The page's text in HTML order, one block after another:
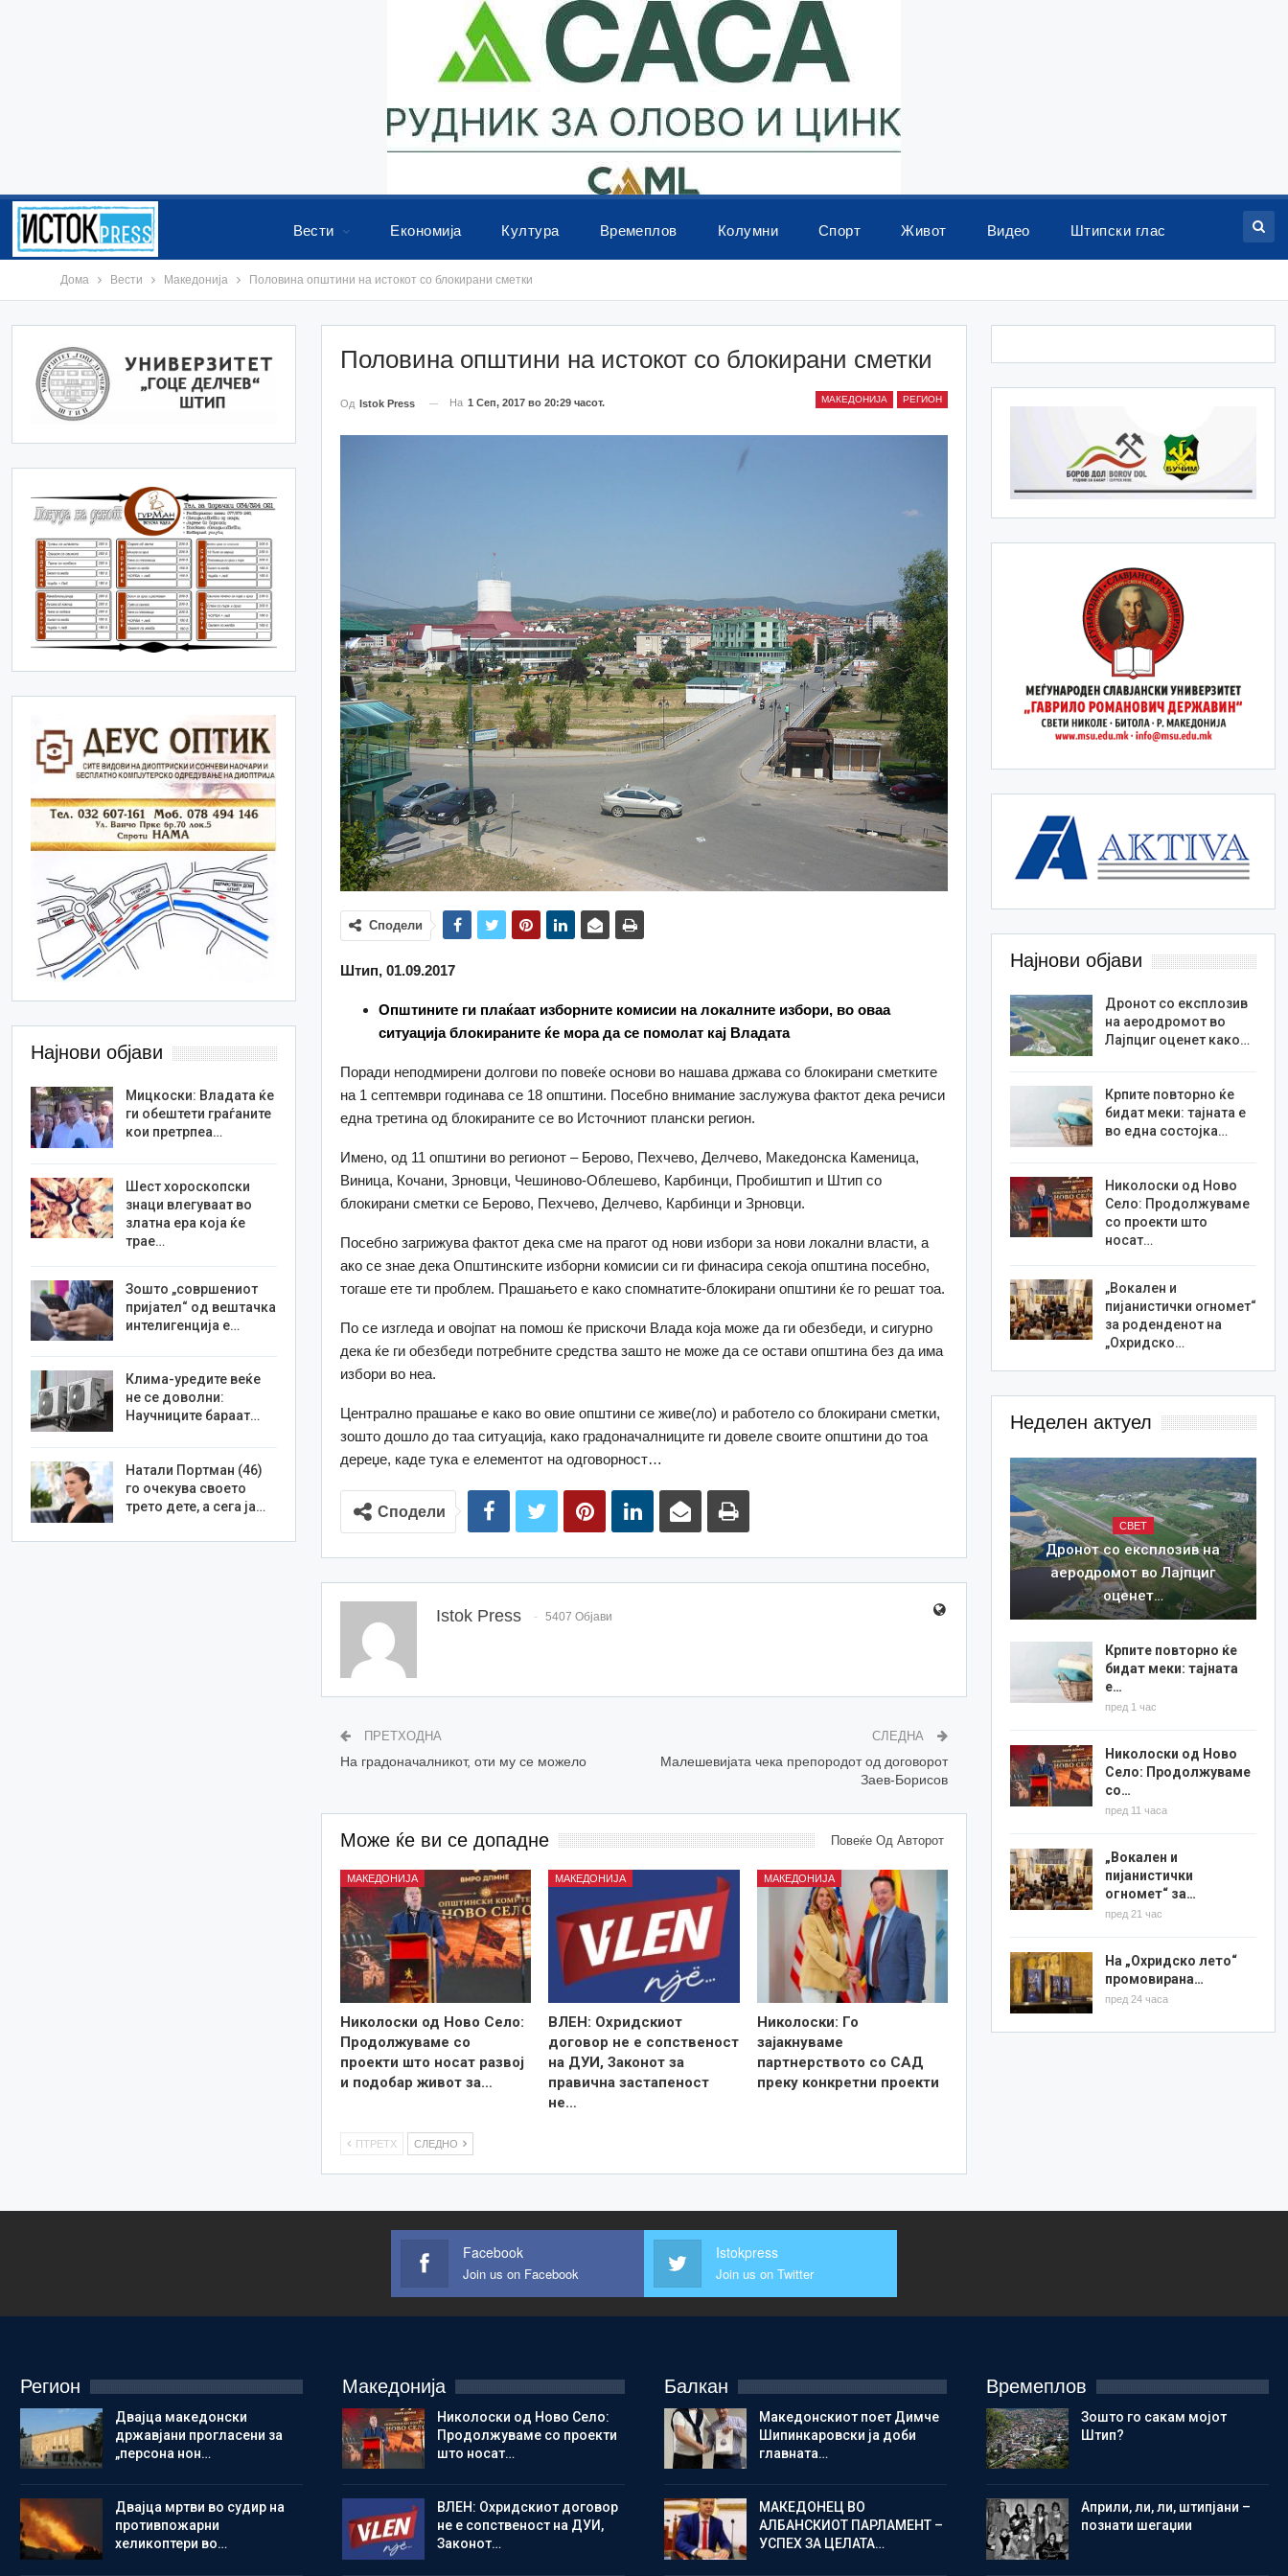
Вести Економија Култура Времеплов Колумни Спорт Живот Видео Штипски глас
Дома Вести Македонија Половина општини на истокот со блокирани сметки
Половина општини на истокот со блокирани сметки
МАКЕДОНИЈА РЕГИОН
Од Istok Press На 1 Сеп, 2017 во 20:29 часот.
Сподели
Штип, 01.09.2017
Општините ги плаќаат изборните комисии на локалните избори, во оваа
ситуација блокираните ќе мора да се помолат кај Владата
Поради неподмирени долгови по повеќе основи во нашава држава со блокирани сметките
на 1 септември годинава се 18 општини. Посебно внимание заслужува фактот дека речиси
една третина од блокираните се во Источниот плански регион.
Имено, од 11 општини во регионот – Берово, Пехчево, Делчево, Македонска Каменица,
Виница, Кочани, Зрновци, Чешиново-Облешево, Карбинци, Пробиштип и Штип со
блокирани сметки се Берово, Пехчево, Делчево, Карбинци и Зрновци.
Посебно загрижува фактот дека сме на прагот од нови избори за нови локални власти, а
ако се знае дека Општинските изборни комисии си ги финасира секоја општина посебно,
тогаше ете ти проблем. Прашањето е како спомнатите-блокирани општини ќе го решат тоа.
По се изгледа и овојпат на помош ќе прискочи Влада која може да ги обезбеди, и сигурно
дека ќе ги обезбеди потребните средства зашто не може да се остави општина без да има
избори во неа.
Централно прашање е како во овие општини се живе(ло) и работело со блокирани сметки,
зошто дошло до таа ситуација, како градоначалниците ги довеле своите општини до тоа
дереџе, каде тука е елементот на одговорност…
Сподели
Istok Press 5407 Објави
ПРЕТХОДНА
На градоначалникот, оти му се можело
СЛЕДНА
Малешевијата чека препородот од договорот
Заев-Борисов
Може ќе ви се допадне Повеќе Од Авторот
МАКЕДОНИЈА
Николоски од Ново Село:
Продолжуваме со
проекти што носат развој
и подобар живот за…
МАКЕДОНИЈА
ВЛЕН: Охридскиот
договор не е сопственост
на ДУИ, Законот за
правична застапеност
не…
МАКЕДОНИЈА
Николоски: Го
зајакнуваме
партнерството со САД
преку конкретни проекти
ПТРЕТХ СЛЕДНО
Најнови објави
Дронот со експлозив
на аеродромот во
Лајпциг оценет како…
Крпите повторно ќе
бидат меки: тајната е
во една состојка…
Николоски од Ново
Село: Продолжуваме
со проекти што
носат…
„Вокален и
пијанистички огномет“
за роденденот на
„Охридско…
Неделен актуел
СВЕТ
Дронот со експлозив на
аеродромот во Лајпциг
оценет…
Крпите повторно ќе
бидат меки: тајната
е…
пред 1 час
Николоски од Ново
Село: Продолжуваме
со…
пред 11 часа
„Вокален и
пијанистички
огномет“ за…
пред 21 час
На „Охридско лето“
промовирана…
пред 24 часа
Најнови објави
Мицкоски: Владата ќе
ги обештети граѓаните
кои претрпеа…
Шест хороскопски
знаци влегуваат во
златна ера која ќе
трае…
Зошто „совршениот
пријател“ од вештачка
интелигенција е…
Клима-уредите веќе
не се доволни:
Научниците бараат…
Натали Портман (46)
го очекува своето
трето дете, а сега ја…
Facebook
Join us on Facebook
Istokpress
Join us on Twitter
Регион
Двајца македонски
државјани прогласени за
„персона нон…
Двајца мртви во судир на
противпожарни
хеликоптери во…
Македонија
Николоски од Ново Село:
Продолжуваме со проекти
што носат…
ВЛЕН: Охридскиот договор
не е сопственост на ДУИ,
Законот…
Балкан
Македонскиот поет Димче
Шипинкаровски ја доби
главната…
МАКЕДОНЕЦ ВО
АЛБАНСКИОТ ПАРЛАМЕНТ –
УСПЕХ ЗА ЦЕЛАТА…
Времеплов
Зошто го сакам мојот
Штип?
Aприли, ли, ли, штипјани –
познати шегаџии